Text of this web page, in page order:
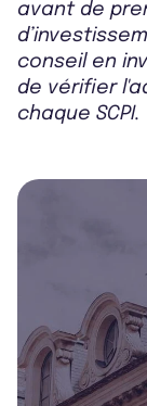
avant de
conseil en
de vérifier
chaque SCPI.